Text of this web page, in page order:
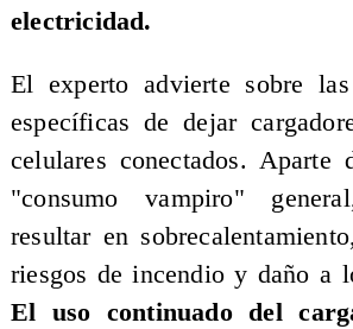
electricidad.
El experto advierte sobre las
específicas de dejar
celulares conectados. Aparte
"consumo vampiro"
resultar en
riesgos de incendio y daño a
El uso continuado del